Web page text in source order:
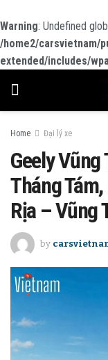
Warning: Undefined
/home2/carsvietnam/
extended/includes/
Home Đại lý xe
Geely
Tháng
Rịa – Vũng
by